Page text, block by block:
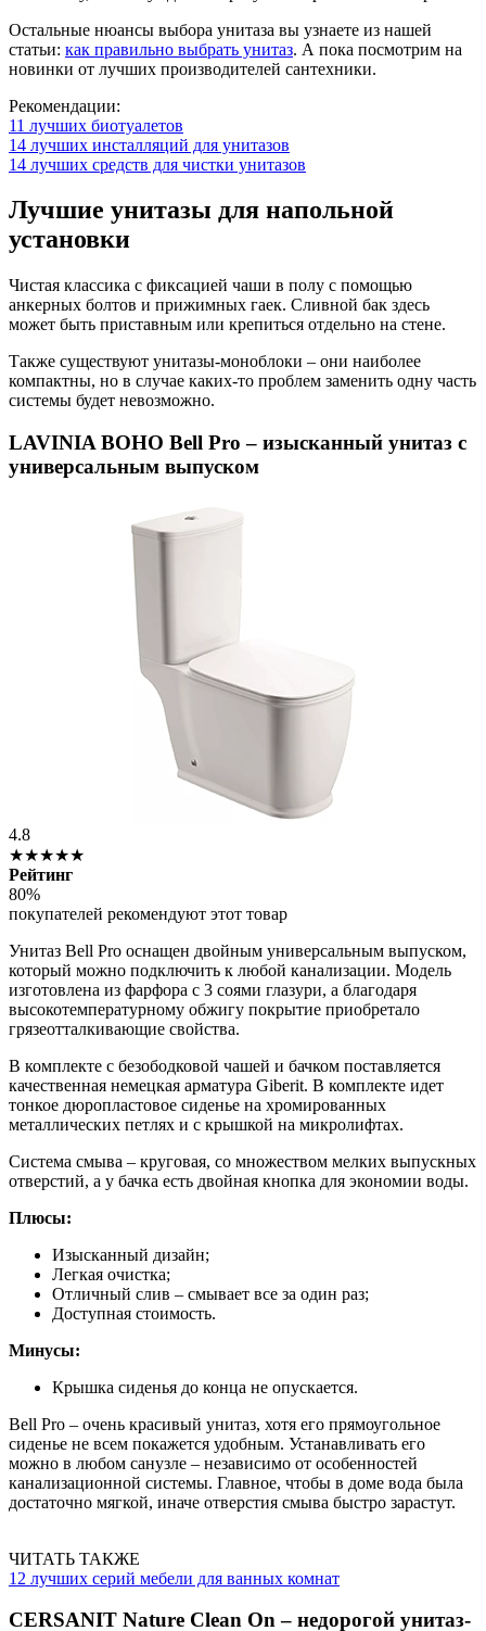
Остальные нюансы выбора унитаза вы узнаете из нашей
статьи: как правильно выбрать унитаз. А пока посмотрим на
новинки от лучших производителей сантехники.
Рекомендации:
11 лучших биотуалетов
14 лучших инсталляций для унитазов
14 лучших средств для чистки унитазов
Лучшие унитазы для напольной
установки
Чистая классика с фиксацией чаши в полу с помощью
анкерных болтов и прижимных гаек. Сливной бак здесь
может быть приставным или крепиться отдельно на стене.
Также существуют унитазы-моноблоки – они наиболее
компактны, но в случае каких-то проблем заменить одну часть
системы будет невозможно.
LAVINIA BOHO Bell Pro – изысканный унитаз с
универсальным выпуском
4.8
★★★★★
Рейтинг
80%
покупателей рекомендуют этот товар
Унитаз Bell Pro оснащен двойным универсальным выпуском,
который можно подключить к любой канализации. Модель
изготовлена из фарфора с 3 соями глазури, а благодаря
высокотемпературному обжигу покрытие приобретало
грязеотталкивающие свойства.
В комплекте с безободковой чашей и бачком поставляется
качественная немецкая арматура Giberit. В комплекте идет
тонкое дюропластовое сиденье на хромированных
металлических петлях и с крышкой на микролифтах.
Система смыва – круговая, со множеством мелких выпускных
отверстий, а у бачка есть двойная кнопка для экономии воды.
Плюсы:
Изысканный дизайн;
Легкая очистка;
Отличный слив – смывает все за один раз;
Доступная стоимость.
Минусы:
Крышка сиденья до конца не опускается.
Bell Pro – очень красивый унитаз, хотя его прямоугольное
сиденье не всем покажется удобным. Устанавливать его
можно в любом санузле – независимо от особенностей
канализационной системы. Главное, чтобы в доме вода была
достаточно мягкой, иначе отверстия смыва быстро зарастут.
ЧИТАТЬ ТАКЖЕ
12 лучших серий мебели для ванных комнат
CERSANIT Nature Clean On – недорогой унитаз-